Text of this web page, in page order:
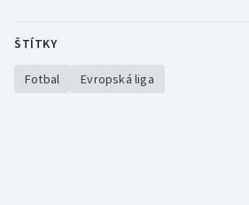
ŠTÍTKY
Fotbal Evropská liga